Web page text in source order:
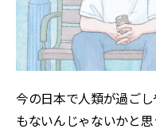
今の日本で人類が過ごし
もないんじゃないかと思